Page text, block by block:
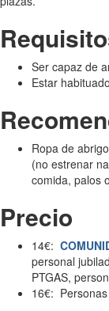
Ser capaz de
Estar
Ropa de
(no estrenar
comida, palos
Precio
14€:
personal
PTGAS,
16€: